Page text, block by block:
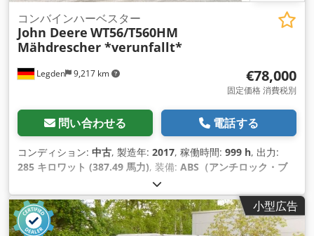
Legden 9,217 km
コンバインハーベスター
John Deere WT56/T560HM
Mähdrescher *verunfallt*
€78,000
固定価格 消費税別
問い合わせる 電話する
コンディション: 中古, 製造年: 2017, 稼働時間: 999 h, 出力:
285 キロワット (387.49 馬力), 装備: ABS（アンチロック・ブ
レーキ・システム）, エアコン, キャビン, パーキングヒーター,
フロントリンケージ, 全輪駆動,
小型広告